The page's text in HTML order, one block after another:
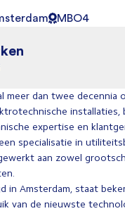
MBO4
meer dan twee decennia
installaties,
expertise en
specialisatie in
aan zowel
in Amsterdam, staat
van de nieuwste